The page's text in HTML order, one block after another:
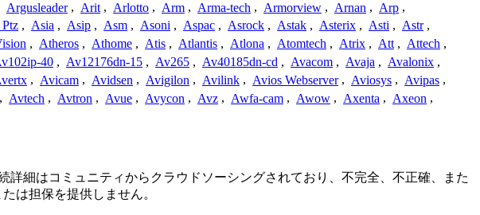
Argusleader , Arit , Arlotto , Arm , Arma-tech , Armorview , Arnan , Arp ,
, Asia , Asip , Asm , Asoni , Aspac , Asrock , Astak , Asterix , Asti , Astr ,
, Atheros , Athome , Atis , Atlantis , Atlona , Atomtech , Atrix , Att , Attech ,
40 , Av12176dn-15 , Av265 , Av40185dn-cd , Avacom , Avaja , Avalonix ,
, Avicam , Avidsen , Avigilon , Avilink , Avios Webserver , Aviosys , Avipas ,
, Avtech , Avtron , Avue , Avycon , Avz , Awfa-cam , Awow , Axenta , Axeon ,
細はコミュニティからクラウドソーシングされており、不完全、不正確、また
は担保を提供しません。